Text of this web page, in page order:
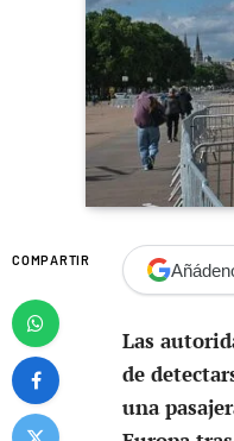
COMPARTIR
Las
de
una